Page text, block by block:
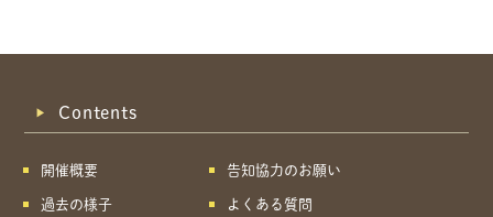
共有方法を選択
Contents
開催概要
過去の様子
告知協力のお願い
よくある質問